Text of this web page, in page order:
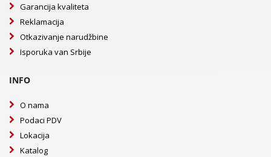
Garancija kvaliteta
Reklamacija
Otkazivanje narudžbine
Isporuka van Srbije
INFO
O nama
Podaci PDV
Lokacija
Katalog